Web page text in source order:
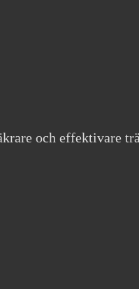
och effektivare